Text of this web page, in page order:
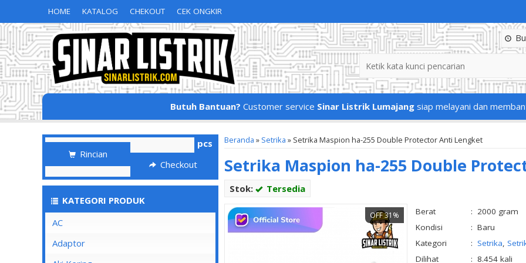
HOME KATALOG CHEKOUT CEK ONGKIR
Butuh Bantuan? Customer service Sinar Listrik Lumajang siap melayani dan
Beranda » Setrika » Setrika Maspion ha-255 Double Protector Anti Lengket
Setrika Maspion ha-255 Double
Stok: Tersedia
OFF 31% Berat : 2000 gram
Kondisi
: Baru
Kategori
: Setrika,
Dilihat
: 8.454 kali
pcs
Rincian
Checkout
KATEGORI PRODUK
AC
Adaptor